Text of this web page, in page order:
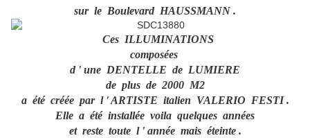
sur le Boulevard HAUSSMANN .
Ces ILLUMINATIONS
composées
d ' une DENTELLE de LUMIERE
de plus de 2000 M2
a été créée par l ' ARTISTE italien VALERIO FESTI .
Elle a été installée voila quelques années
et reste toute l ' année mais éteinte .